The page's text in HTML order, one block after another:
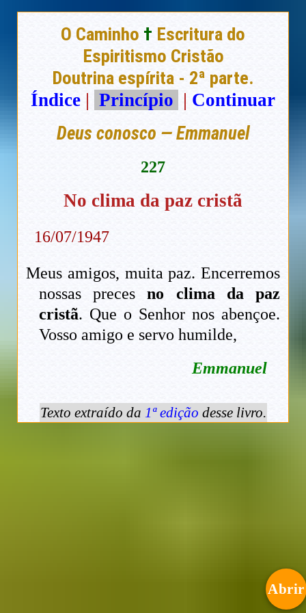
O Caminho † Escritura do
Espiritismo Cristão
Doutrina espírita - 2ª parte.
Índice | Princípio | Continuar
Deus conosco — Emmanuel
227
No clima da paz cristã
16/07/1947
Meus amigos, muita paz. Encerremos
nossas precesno clima da paz
cristã. Que o Senhor nos abençoe.
Vosso amigo e servo humilde,
Emmanuel
Texto extraído da 1ª edição desse livro.
Abrir